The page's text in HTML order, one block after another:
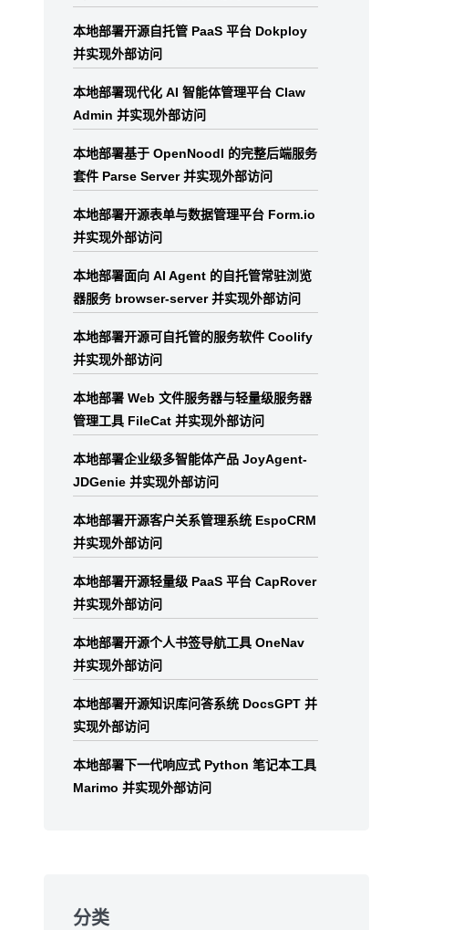
本地部署开源自托管 PaaS 平台 Dokploy
并实现外部访问
本地部署现代化 AI 智能体管理平台 Claw
Admin 并实现外部访问
本地部署基于 OpenNoodl 的完整后端服务
套件 Parse Server 并实现外部访问
本地部署开源表单与数据管理平台 Form.io
并实现外部访问
本地部署面向 AI Agent 的自托管常驻浏览
器服务 browser-server 并实现外部访问
本地部署开源可自托管的服务软件 Coolify
并实现外部访问
本地部署 Web 文件服务器与轻量级服务器
管理工具 FileCat 并实现外部访问
本地部署企业级多智能体产品 JoyAgent-
JDGenie 并实现外部访问
本地部署开源客户关系管理系统 EspoCRM
并实现外部访问
本地部署开源轻量级 PaaS 平台 CapRover
并实现外部访问
本地部署开源个人书签导航工具 OneNav
并实现外部访问
本地部署开源知识库问答系统 DocsGPT 并
实现外部访问
本地部署下一代响应式 Python 笔记本工具
Marimo 并实现外部访问
分类